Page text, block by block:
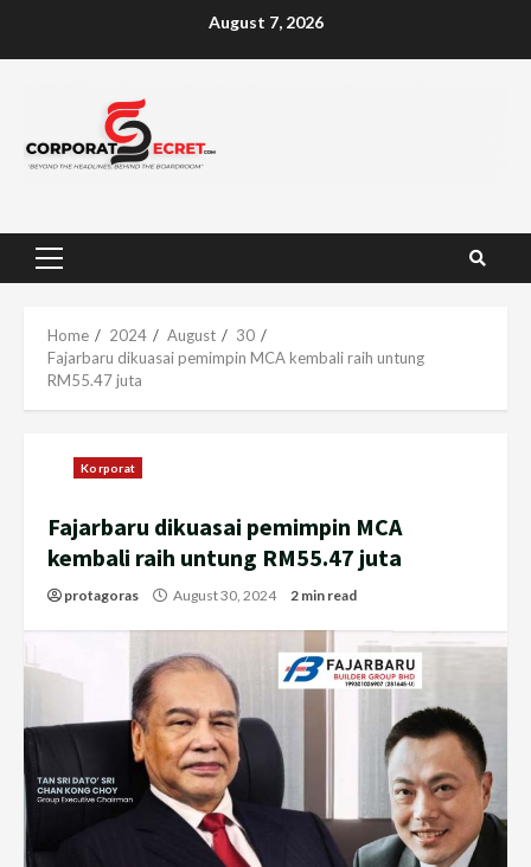
August 7, 2026
Primary
Home 2024 August
30
Fajarbaru dikuasai pemimpin MCA kembali raih untung
RM55.47 juta
Korporat
Fajarbaru dikuasai pemimpin MCA
kembali raih untung RM55.47 juta
protagoras August 30, 2024 2 min read